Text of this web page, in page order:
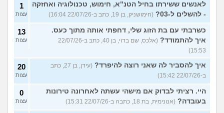
לאנשים ששירתו בחיל הטנ"א, חימוש, טכנולוגיה ואחזקה
- להשלים ל-03?
(חימושניק, בן 19, כתב ב-22/07/26 16:04)
1
עצות
כשרבתי עם בת הזוג שלי, דחפתי אותה מתוך כעס.
איך להתמודד?
(אלכס, שם בדוי, בן 40, כתב ב-22/07/26
15:53)
13
עצות
איך להסביר לה שאני רוצה להיפרד?
(עידן, בן 27, כתב
ב-22/07/26 15:42)
20
עצות
היי. רציתי לבדוק אם מישהי עשתה לאחרונה טירונות
בעובדה? (אנונימית, בת 18, כתבה ב-22/07/26 15:31)
0
עצות